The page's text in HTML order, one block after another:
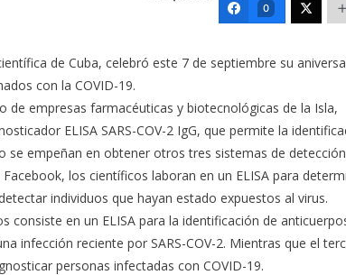
0
de Cuba, celebró este 7 de septiembre su
con la COVID-19.
empresas farmacéuticas y biotecnológicas de la Isla,
ELISA SARS-COV-2 IgG, que permite la
se empeñan en obtener otros tres sistemas de
los científicos laboran en un ELISA para
individuos que hayan estado expuestos al virus.
en un ELISA para la identificación de
infección reciente por SARS-COV-2. Mientras que el
personas infectadas con COVID-19.